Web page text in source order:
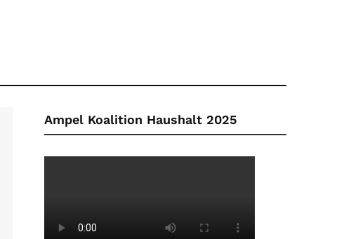
Ampel Koalition Haushalt 2025